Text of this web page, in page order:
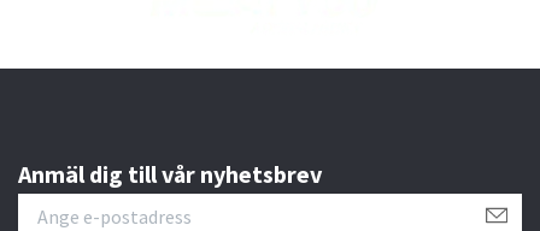
Anmäl dig till vår nyhetsbrev